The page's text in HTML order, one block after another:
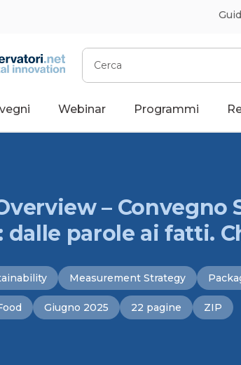
Cerca
Webinar Programmi
– Convegno
dalle parole ai fatti.
Measurement Strategy
Giugno 2025 22 pagine ZIP